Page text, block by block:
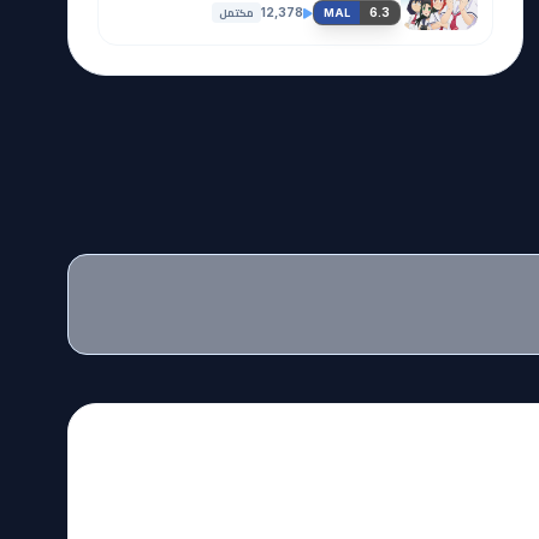
MAL 6.3
12,378 مكتمل